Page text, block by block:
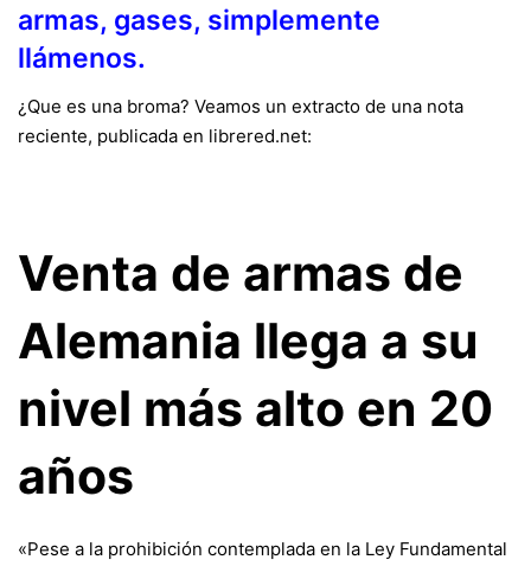
armas, gases, simplemente
llámenos.
¿Que es una broma? Veamos un extracto de una nota
reciente, publicada en librered.net:
Venta de armas de
Alemania llega a su
nivel más alto en 20
años
«Pese a la prohibición contemplada en la Ley Fundamental